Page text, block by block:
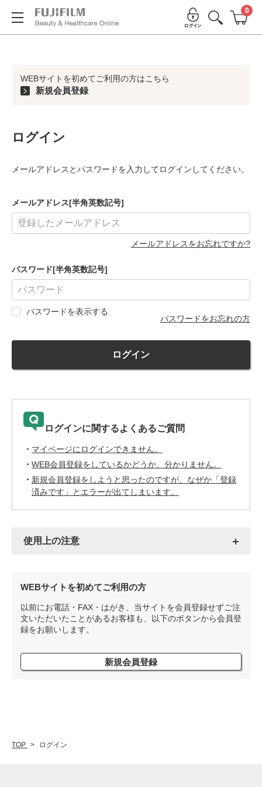
0
WEBサイトを初めてご利用の方はこちら
新規会員登録
ログイン
メールアドレスとパスワードを入力してログインしてください。
メールアドレス[半角英数記号]
メールアドレスをお忘れですか?
パスワード[半角英数記号]
パスワードを表示する
パスワードをお忘れの方
ログイン
ログインに関するよくあるご質問
マイページにログインできません。
WEB会員登録をしているかどうか、分かりません。
新規会員登録をしようと思ったのですが、なぜか「登録
済みです」とエラーが出てしまいます。
使用上の注意
WEBサイトを初めてご利用の方
以前にお電話・FAX・はがき、当サイトを会員登録せずご注
文いただいたことがあるお客様も、以下のボタンから会員登
録をお願いします。
新規会員登録
TOP ログイン